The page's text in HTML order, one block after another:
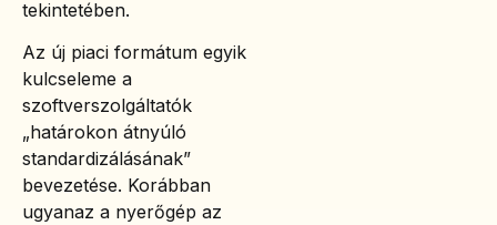
tekintetében.
Az új piaci formátum egyik
kulcseleme a
szoftverszolgáltatók
„határokon átnyúló
standardizálásának”
bevezetése. Korábban
ugyanaz a nyerőgép az